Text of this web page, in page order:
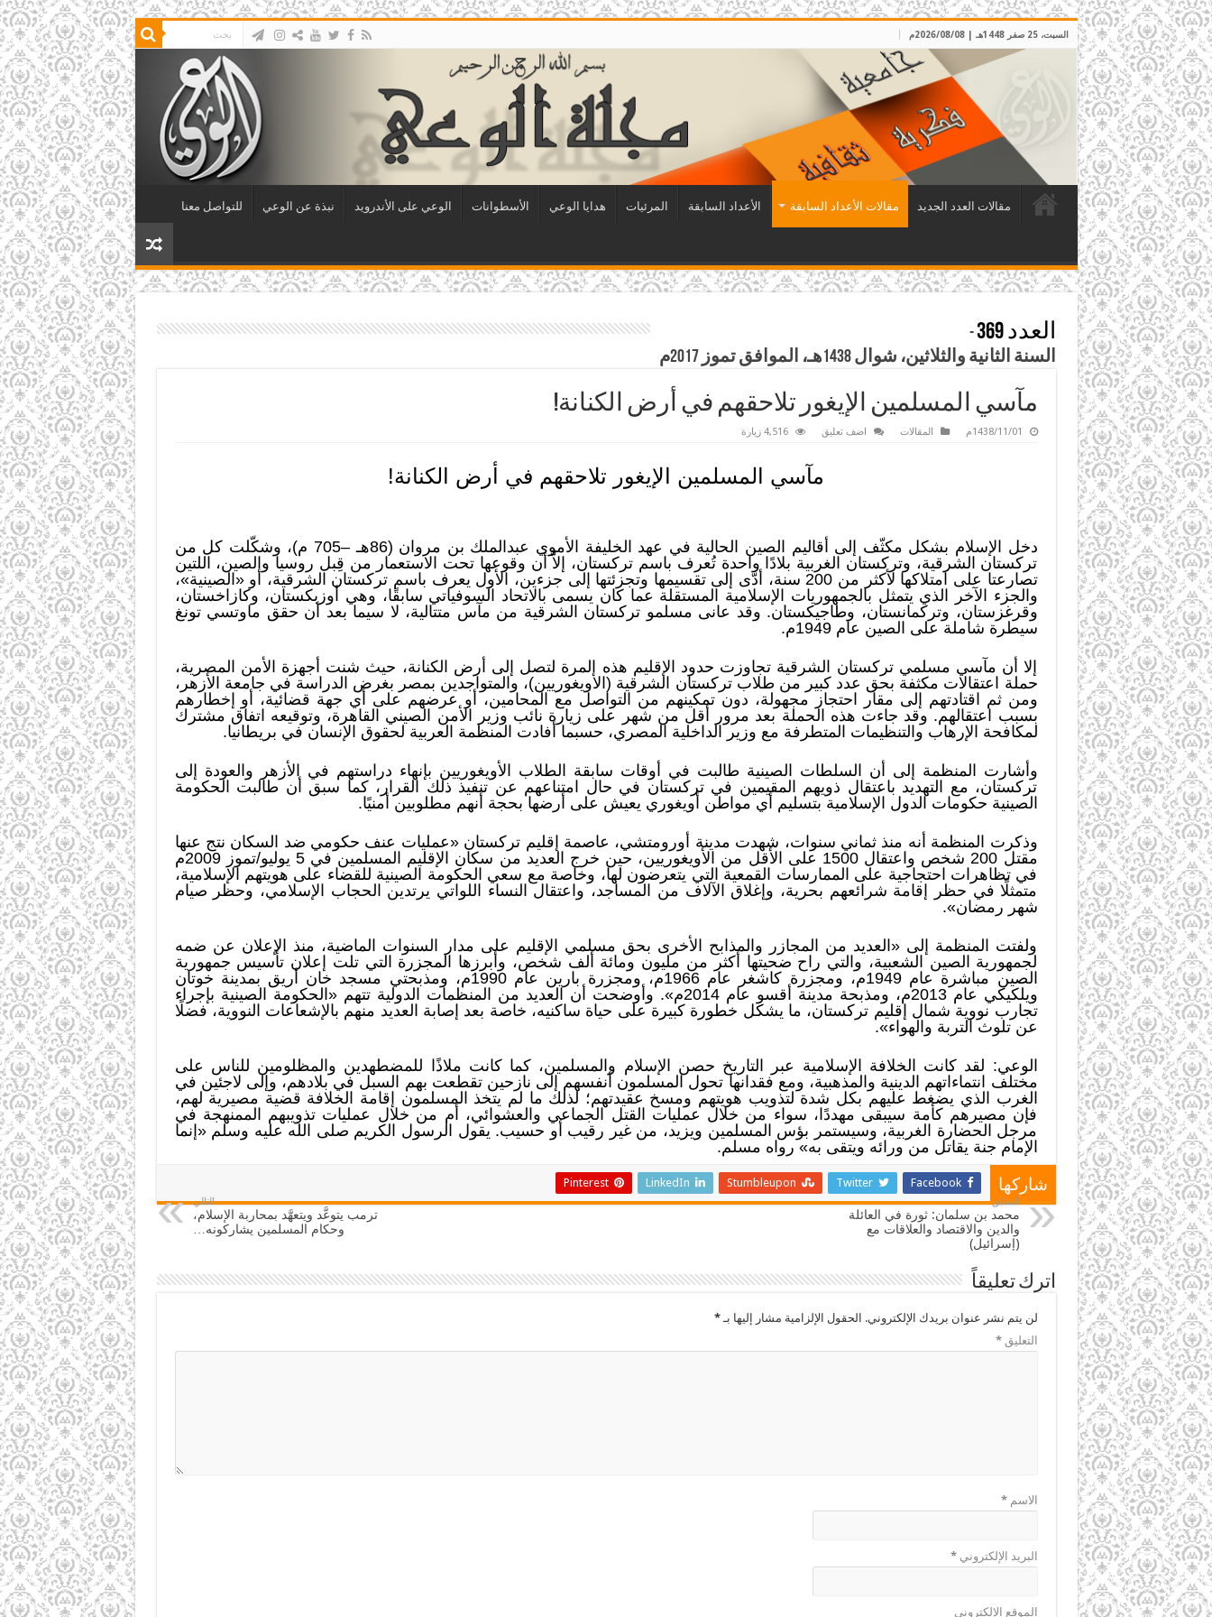
السبت، 25 صفر 1448هـ | 2026/08/08م
مقالات العدد الجديد مقالات الأعداد السابقة الأعداد السابقة المرئيات هدايا الوعي الأسطوانات الوعي على الأندرويد نبذة عن الوعي للتواصل معنا
العدد 369
-
السنة الثانية والثلاثين، شوال 1438هـ، الموافق تموز 2017م
مآسي المسلمين الإيغور تلاحقهم في أرض الكنانة!
1438/11/01م المقالات اضف تعليق 4,516 زيارة
مآسي المسلمين الإيغور تلاحقهم في أرض الكنانة!
دخل الإسلام بشكل مكثّف إلى أقاليم الصين الحالية في عهد الخليفة الأموي عبدالملك بن مروان (86هـ –705 م)، وشكّلت كل من
تركستان الشرقية، وتركستان الغربية بلادًا واحدة تُعرف باسم تركستان، إلاَّ أن وقوعها تحت الاستعمار من قِبل روسيا والصين، اللتين
تصارعتا على امتلاكها لأكثر من 200 سنة، أدّى إلى تقسيمها وتجزئتها إلى جزءين، الأول يعرف باسم تركستان الشرقية، أو «الصينية»،
والجزء الآخر الذي يتمثل بالجمهوريات الإسلامية المستقلة عما كان يسمى بالاتحاد السوفياتي سابقًا، وهي أوزبكستان، وكازاخستان،
وقرغزستان، وتركمانستان، وطاجيكستان. وقد عانى مسلمو تركستان الشرقية من مآس متتالية، لا سيما بعد أن حقق ماوتسي تونغ
سيطرة شاملة على الصين عام 1949م.
إلا أن مآسي مسلمي تركستان الشرقية تجاوزت حدود الإقليم هذه المرة لتصل إلى أرض الكنانة، حيث شنت أجهزة الأمن المصرية،
حملة اعتقالات مكثفة بحق عدد كبير من طلاب تركستان الشرقية (الأويغوريين)، والمتواجدين بمصر بغرض الدراسة في جامعة الأزهر،
ومن ثم اقتادتهم إلى مقار احتجاز مجهولة، دون تمكينهم من التواصل مع المحامين، أو عرضهم على أي جهة قضائية، أو إخطارهم
بسبب اعتقالهم. وقد جاءت هذه الحملة بعد مرور أقل من شهر على زيارة نائب وزير الأمن الصيني القاهرة، وتوقيعه اتفاق مشترك
لمكافحة الإرهاب والتنظيمات المتطرفة مع وزير الداخلية المصري، حسبما أفادت المنظمة العربية لحقوق الإنسان في بريطانيا.
وأشارت المنظمة إلى أن السلطات الصينية طالبت في أوقات سابقة الطلاب الأويغوريين بإنهاء دراستهم في الأزهر والعودة إلى
تركستان، مع التهديد باعتقال ذويهم المقيمين في تركستان في حال امتناعهم عن تنفيذ ذلك القرار، كما سبق أن طالبت الحكومة
الصينية حكومات الدول الإسلامية بتسليم أي مواطن أويغوري يعيش على أرضها بحجة أنهم مطلوبين أمنيًا.
وذكرت المنظمة أنه منذ ثماني سنوات، شهدت مدينة أورومتشي، عاصمة إقليم تركستان «عمليات عنف حكومي ضد السكان نتج عنها
مقتل 200 شخص واعتقال 1500 على الأقل من الأويغوريين، حين خرج العديد من سكان الإقليم المسلمين في 5 يوليو/تموز 2009م
في تظاهرات احتجاجية على الممارسات القمعية التي يتعرضون لها، وخاصة مع سعي الحكومة الصينية للقضاء على هويتهم الإسلامية،
متمثلًا في حظر إقامة شرائعهم بحرية، وإغلاق الآلاف من المساجد، واعتقال النساء اللواتي يرتدين الحجاب الإسلامي، وحظر صيام
شهر رمضان».
ولفتت المنظمة إلى «العديد من المجازر والمذابح الأخرى بحق مسلمي الإقليم على مدار السنوات الماضية، منذ الإعلان عن ضمه
لجمهورية الصين الشعبية، والتي راح ضحيتها أكثر من مليون ومائة ألف شخص، وأبرزها المجزرة التي تلت إعلان تأسيس جمهورية
الصين مباشرة عام 1949م، ومجزرة كاشغر عام 1966م، ومجزرة بارين عام 1990م، ومذبحتي مسجد خان أريق بمدينة خوتان
ويلكيكي عام 2013م، ومذبحة مدينة أقسو عام 2014م». وأوضحت أن العديد من المنظمات الدولية تتهم «الحكومة الصينية بإجراء
تجارب نووية شمال إقليم تركستان، ما يشكل خطورة كبيرة على حياة ساكنيه، خاصة بعد إصابة العديد منهم بالإشعاعات النووية، فضلًا
عن تلوث التربة والهواء».
الوعي: لقد كانت الخلافة الإسلامية عبر التاريخ حصن الإسلام والمسلمين، كما كانت ملاذًا للمضطهدين والمظلومين للناس على
مختلف انتماءاتهم الدينية والمذهبية، ومع فقدانها تحول المسلمون أنفسهم إلى نازحين تقطعت بهم السبل في بلادهم، وإلى لاجئين في
الغرب الذي يضغط عليهم بكل شدة لتذويب هويتهم ومسخ عقيدتهم؛ لذلك ما لم يتخذ المسلمون إقامة الخلافة قضية مصيرية لهم،
فإن مصيرهم كأمة سيبقى مهددًا، سواء من خلال عمليات القتل الجماعي والعشوائي، أم من خلال عمليات تذويبهم الممنهجة في
مرجل الحضارة الغربية، وسيستمر بؤس المسلمين ويزيد، من غير رقيب أو حسيب. يقول الرسول الكريم صلى الله عليه وسلم «إنما
الإمام جنة يقاتل من ورائه ويتقى به» رواه مسلم.
شاركها Facebook
Twitter
Stumbleupon
LinkedIn
Pinterest
السابق
محمد بن سلمان: ثورة في العائلة
والدين والاقتصاد والعلاقات مع
(إسرائيل)
التالي
ترمب يتوعَّد ويتعهَّد بمحاربة الإسلام،
وحكام المسلمين يشاركونه…
اترك تعليقاً
لن يتم نشر عنوان بريدك الإلكتروني. الحقول الإلزامية مشار إليها بـ*
التعليق*
الاسم*
البريد الإلكتروني*
الموقع الإلكتروني